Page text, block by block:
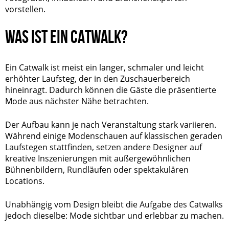
vorstellen.
WAS IST EIN CATWALK?
Ein Catwalk ist meist ein langer, schmaler und leicht
erhöhter Laufsteg, der in den Zuschauerbereich
hineinragt. Dadurch können die Gäste die präsentierte
Mode aus nächster Nähe betrachten.
Der Aufbau kann je nach Veranstaltung stark variieren.
Während einige Modenschauen auf klassischen geraden
Laufstegen stattfinden, setzen andere Designer auf
kreative Inszenierungen mit außergewöhnlichen
Bühnenbildern, Rundläufen oder spektakulären
Locations.
Unabhängig vom Design bleibt die Aufgabe des Catwalks
jedoch dieselbe: Mode sichtbar und erlebbar zu machen.